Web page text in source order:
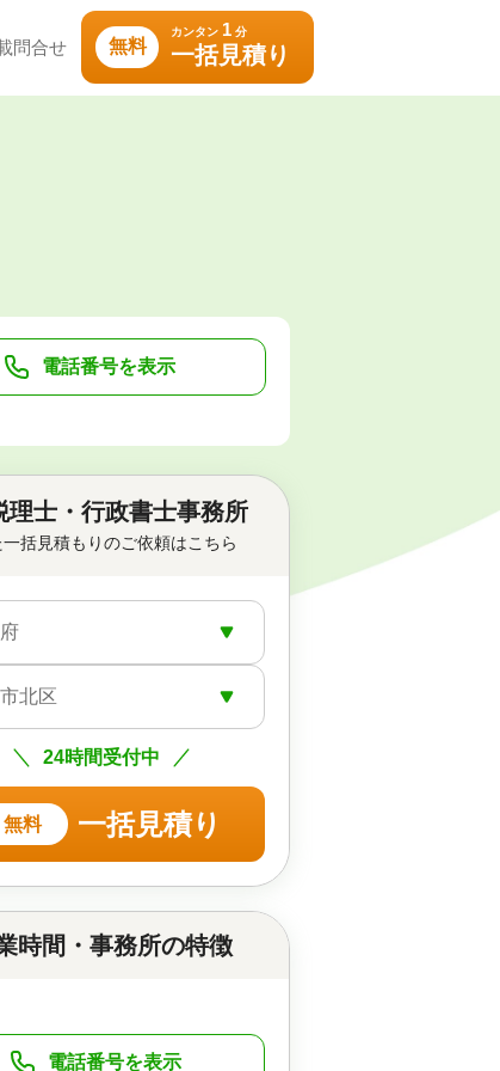
問合せ 無料
カンタン 1 分
一括見積り
電話番号を表示
士・行政書士事務所
括見積もりのご依頼はこちら
北区
24時間受付中
無料 一括見積り
時間・事務所の特徴
電話番号を表示